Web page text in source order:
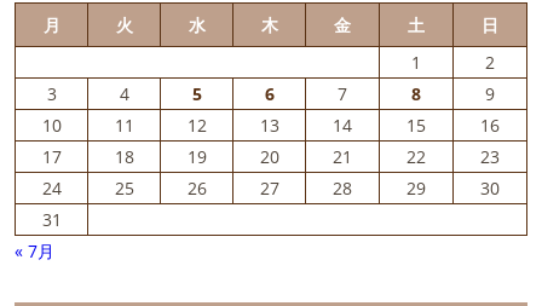
月
火 水 木 金 土
日
1
2
3
4 5 6 7 8
9
10
11 12 13 14 15
16
17
18 19 20 21 22
23
24
25 26 27 28 29
30
31
« 7月